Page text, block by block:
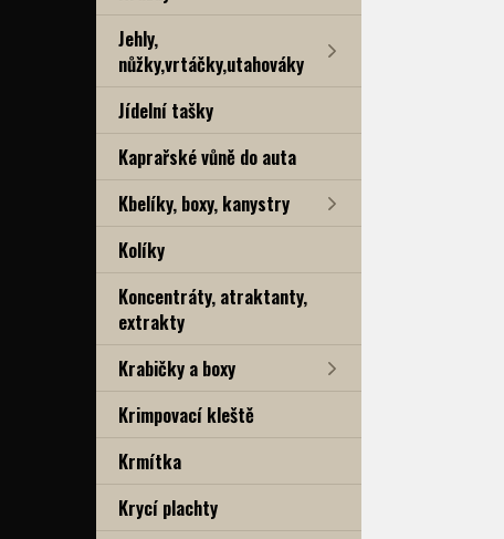
Jehly,
nůžky,vrtáčky,utahováky
Jídelní tašky
Kaprařské vůně do auta
Kbelíky, boxy, kanystry
Kolíky
Koncentráty, atraktanty,
extrakty
Krabičky a boxy
Krimpovací kleště
Krmítka
Krycí plachty